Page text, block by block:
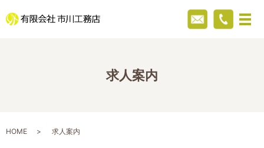
求人案内
HOME 求人案内